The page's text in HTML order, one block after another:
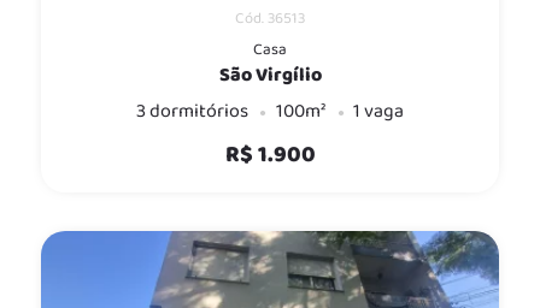
Cód. 36513
Casa
São Virgílio
3 dormitórios
100m² 1 vaga
R$ 1.900